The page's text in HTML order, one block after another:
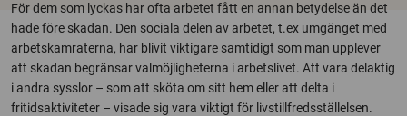
För dem som lyckas har ofta arbetet fått en annan betydelse än det
hade före skadan. Den sociala delen av arbetet, t.ex umgänget med
arbetskamraterna, har blivit viktigare samtidigt som man upplever
att skadan begränsar valmöjligheterna i arbetslivet. Att vara delaktig
i andra sysslor – som att sköta om sitt hem eller att delta i
fritidsaktiviteter – visade sig vara viktigt för livstillfredsställelsen.